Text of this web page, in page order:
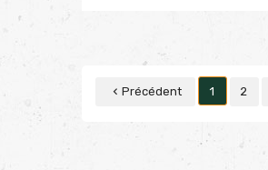
 Précédent 1 2